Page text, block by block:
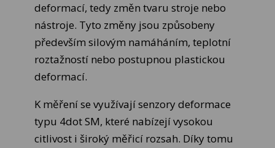
deformací, tedy změn tvaru stroje nebo
nástroje. Tyto změny jsou způsobeny
především silovým namáháním, teplotní
roztažností nebo postupnou plastickou
deformací.
K měření se využívají senzory deformace
typu 4dot SM, které nabízejí vysokou
citlivost i široký měřicí rozsah. Díky tomu